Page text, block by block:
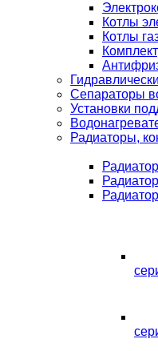
Котлы
Котлы
Сепараторы
Установки
Радиаторы,